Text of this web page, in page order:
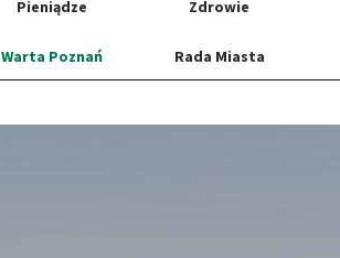
Pieniądze Zdrowie
Warta Poznań Rada Miasta